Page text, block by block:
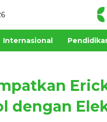
Internasional
dengan